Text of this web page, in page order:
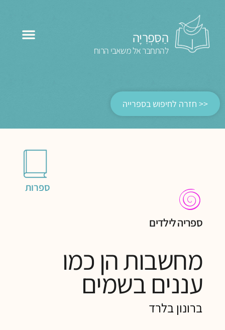
הַסִּפְרִיָּה
להתחבר אל משאבי הרוח
<< חזרה לחיפוש בספרייה
ספרות
ספריה לילדים
מחשבות הן כמו
עננים בשמים
ברונון בלרד